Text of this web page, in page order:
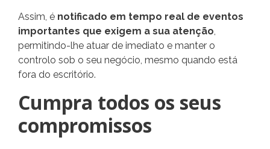
Assim, é notificado em tempo real de eventos
importantes que exigem a sua atenção,
permitindo-lhe atuar de imediato e manter o
controlo sob o seu negócio, mesmo quando está
fora do escritório.
Cumpra todos os seus
compromissos